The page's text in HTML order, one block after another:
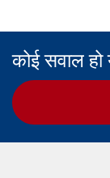
कोई सवाल हो